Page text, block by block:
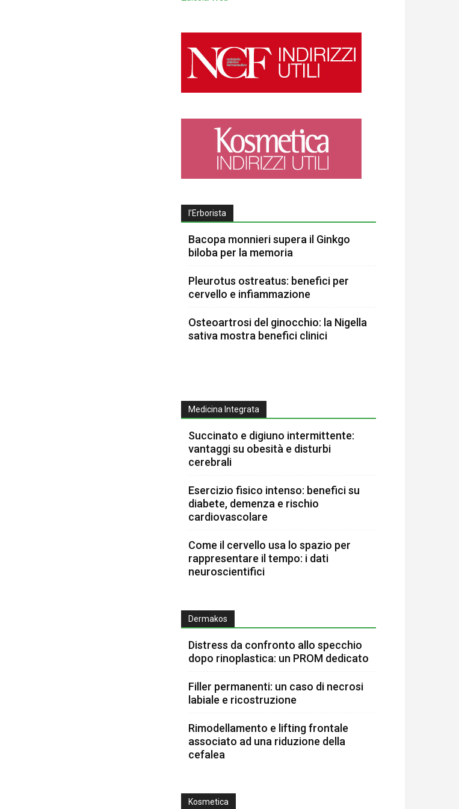
l’Erborista
Bacopa monnieri supera il Ginkgo
biloba per la memoria
Pleurotus ostreatus: benefici per
cervello e infiammazione
Osteoartrosi del ginocchio: la Nigella
sativa mostra benefici clinici
Medicina Integrata
Succinato e digiuno intermittente:
vantaggi su obesità e disturbi
cerebrali
Esercizio fisico intenso: benefici su
diabete, demenza e rischio
cardiovascolare
Come il cervello usa lo spazio per
rappresentare il tempo: i dati
neuroscientifici
Dermakos
Distress da confronto allo specchio
dopo rinoplastica: un PROM dedicato
Filler permanenti: un caso di necrosi
labiale e ricostruzione
Rimodellamento e lifting frontale
associato ad una riduzione della
cefalea
Kosmetica